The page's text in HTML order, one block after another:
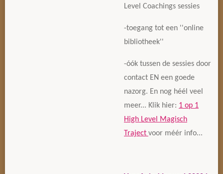
Level Coachings sessies
-toegang tot een ''online
bibliotheek''
-óók tussen de sessies door
contact EN een goede
nazorg. En nog héél veel
meer... Klik hier: 1 op 1
High Level Magisch
Traject voor méér info...